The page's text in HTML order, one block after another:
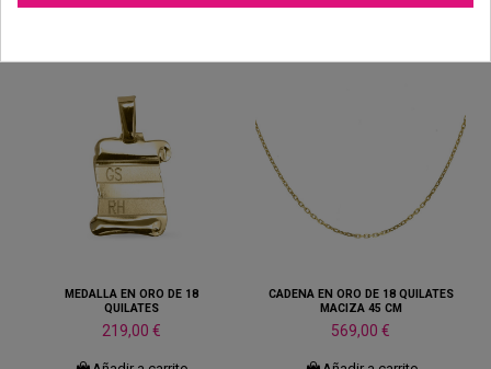
MEDALLA EN ORO DE 18
QUILATES
219,00 €
CADENA EN ORO DE 18 QUILATES
MACIZA 45 CM
569,00 €